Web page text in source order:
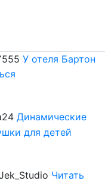
У отеля Бартон
Динамические
для детей
Читать